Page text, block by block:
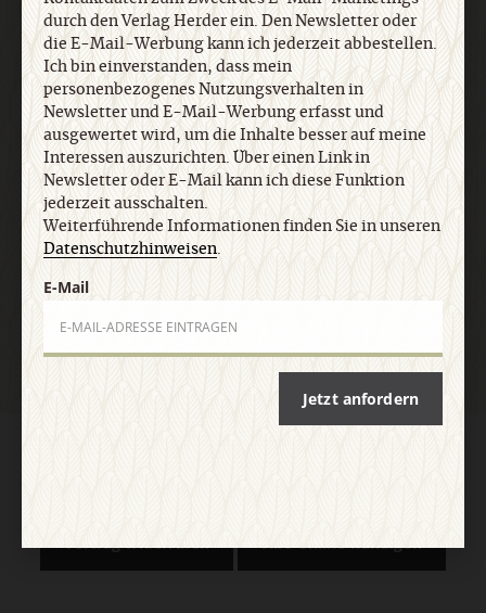
Newsletter oder E-Mail kann ich diese Funktion
jederzeit ausschalten. Weiterführende
Informationen finden Sie in unseren
Datenschutzhinweisen.
E-Mail
Vertrag widerrufen Abo online kündigen
durch den Verlag Herder ein. Den Newsletter oder
die E-Mail-Werbung kann ich jederzeit abbestellen.
Ich bin einverstanden, dass mein
personenbezogenes Nutzungsverhalten in
Newsletter und E-Mail-Werbung erfasst und
ausgewertet wird, um die Inhalte besser auf meine
Interessen auszurichten. Über einen Link in
Newsletter oder E-Mail kann ich diese Funktion
jederzeit ausschalten.
Weiterführende Informationen finden Sie in unseren
Datenschutzhinweisen.
E-Mail
Jetzt anfordern